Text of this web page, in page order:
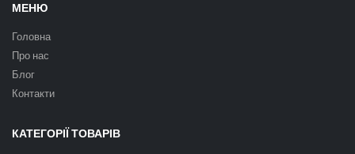
МЕНЮ
Головна
Про нас
Блог
Контакти
КАТЕГОРІЇ ТОВАРІВ